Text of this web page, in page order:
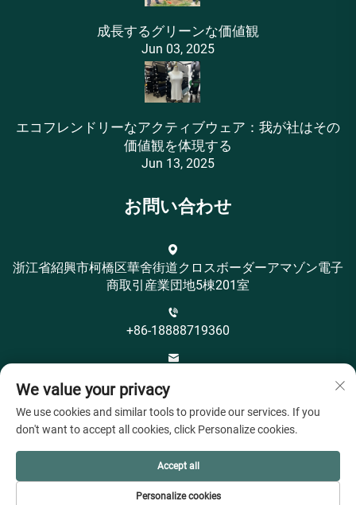
成長するグリーンな価値観
Jun 03, 2025
エコフレンドリーなアクティブウェア：我が社はその
価値観を体現する
Jun 13, 2025
お問い合わせ
浙江省紹興市柯橋区華舍街道クロスボーダーアマゾン電子
商取引産業団地5棟201室
+86-18888719360
著作権 © 紹興市オヤeahテキスタイル有限公司 すべての
権利予約 -プライバシーポリシー
We value your privacy
We use cookies and similar tools to provide our services. If you
don't want to accept all cookies, click Personalize cookies.
Personalize cookies
Accept all